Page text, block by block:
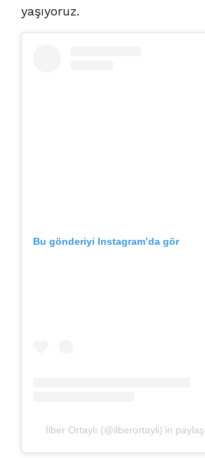
yaşıyoruz.
Bu gönderiyi Instagram’da gör
İlber Ortaylı (@ilberortayli)’in